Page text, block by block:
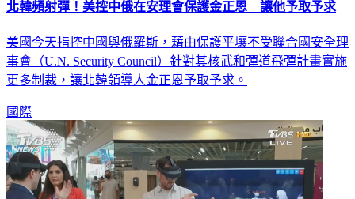
北韓頻射彈！美控中俄在安理會保護金正恩 讓他予取予求
美國今天指控中國與俄羅斯，藉由保護平壤不受聯合國安全理
事會（U.N. Security Council）針對其核武和彈道飛彈計畫實施
更多制裁，讓北韓領導人金正恩予取予求。
國際